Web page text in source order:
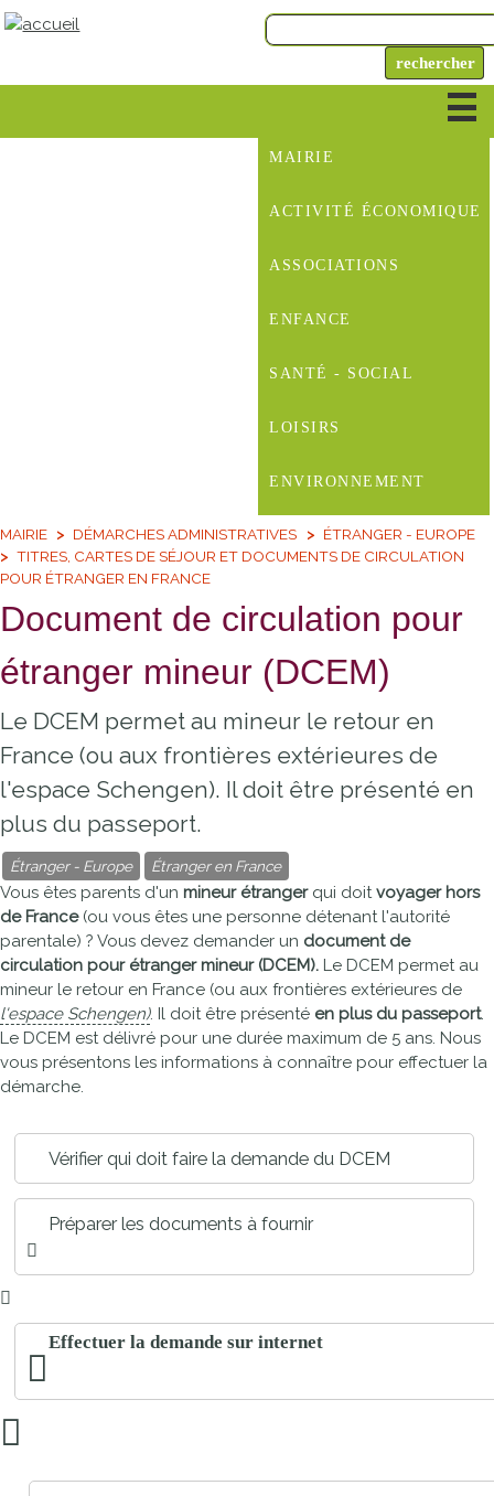
MAIRIE
ACTIVITÉ ÉCONOMIQUE
ASSOCIATIONS
ENFANCE
SANTÉ - SOCIAL
LOISIRS
ENVIRONNEMENT
MAIRIE DÉMARCHES ADMINISTRATIVES
ÉTRANGER - EUROPE
TITRES, CARTES DE SÉJOUR ET DOCUMENTS DE CIRCULATION
POUR ÉTRANGER EN FRANCE
Document de circulation pour
étranger mineur (DCEM)
Le DCEM permet au mineur le retour en
France (ou aux frontières extérieures de
l'espace Schengen). Il doit être présenté en
plus du passeport.
Étranger - Europe Étranger en France
Vous êtes parents d'un mineur étrangerqui doitvoyager hors
de France(ou vous êtes une personne détenant l'autorité
parentale) ? Vous devez demander un document de
circulation pour étranger mineur (DCEM). Le DCEM permet au
mineur le retour en France (ou aux frontières extérieures de
l'espace Schengen). Il doit être présenté en plus du passeport.
Le DCEM est délivré pour une durée maximum de 5 ans. Nous
vous présentons les informations à connaître pour effectuer la
démarche.
Vérifier qui doit faire la demande du DCEM
Préparer les documents à fournir
Effectuer la demande sur internet